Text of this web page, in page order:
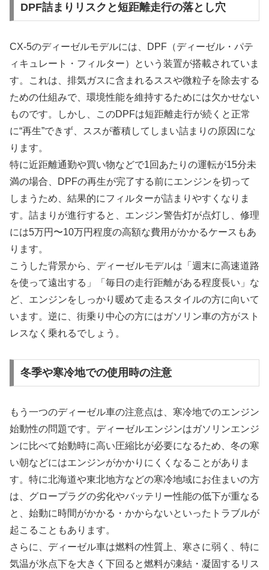
DPF詰まりリスクと短距離走行の落とし穴
CX-5のディーゼルモデルには、DPF（ディーゼル・パテ
ィキュレート・フィルター）という装置が搭載されていま
す。これは、排気ガスに含まれるススや微粒子を除去する
ための仕組みで、環境性能を維持するためには欠かせない
ものです。しかし、このDPFは短距離走行が続くと正常
に“再生”できず、ススが蓄積してしまい詰まりの原因にな
ります。
特に近距離通勤や買い物などで1回あたりの運転が15分未
満の場合、DPFの再生が完了する前にエンジンを切って
しまうため、結果的にフィルターが詰まりやすくなりま
す。詰まりが進行すると、エンジン警告灯が点灯し、修理
には5万円〜10万円程度の高額な費用がかかるケースもあ
ります。
こうした背景から、ディーゼルモデルは「週末に高速道路
を使って遠出する」「毎日の走行距離がある程度長い」な
ど、エンジンをしっかり暖めて走るスタイルの方に向いて
います。逆に、街乗り中心の方にはガソリン車の方がスト
レスなく乗れるでしょう。
冬季や寒冷地での使用時の注意
もう一つのディーゼル車の注意点は、寒冷地でのエンジン
始動性の問題です。ディーゼルエンジンはガソリンエンジ
ンに比べて始動時に高い圧縮比が必要になるため、冬の寒
い朝などにはエンジンがかかりにくくなることがありま
す。特に北海道や東北地方などの寒冷地域にお住まいの方
は、グロープラグの劣化やバッテリー性能の低下が重なる
と、始動に時間がかかる・かからないといったトラブルが
起こることもあります。
さらに、ディーゼル車は燃料の性質上、寒さに弱く、特に
気温が氷点下を大きく下回ると燃料が凍結・凝固するリス